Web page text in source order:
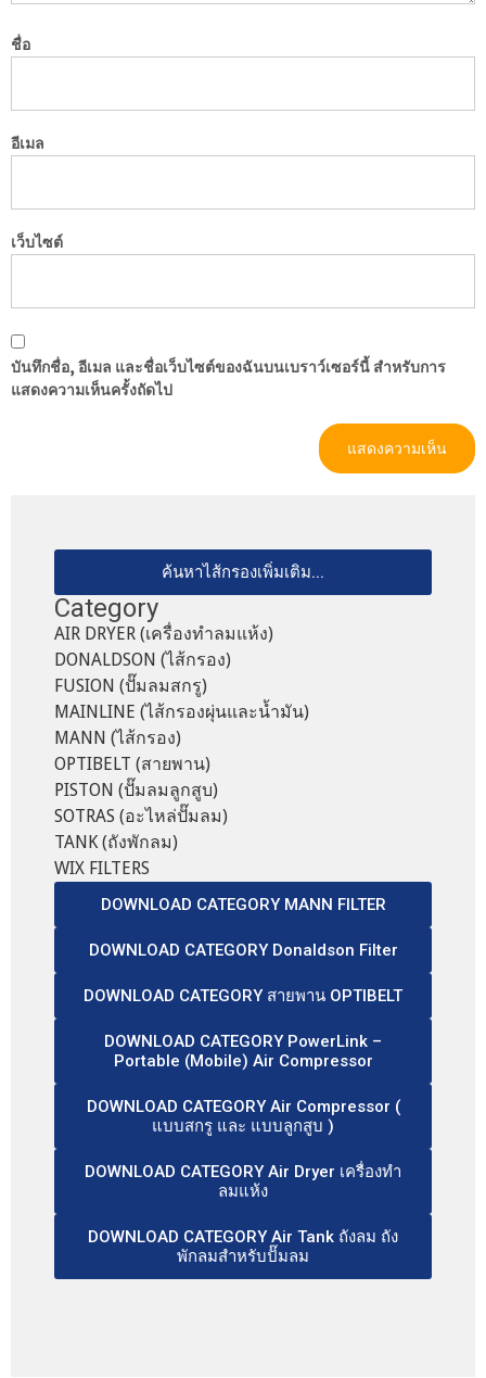
ชื่อ
อีเมล
เว็บไซต์
บันทึกชื่อ, อีเมล และชื่อเว็บไซต์ของฉันบนเบราว์เซอร์นี้ สำหรับการ
แสดงความเห็นครั้งถัดไป
ค้นหาไส้กรองเพิ่มเติม...
Category
AIR DRYER (เครื่องทำลมแห้ง)
DONALDSON (ไส้กรอง)
FUSION (ปั๊มลมสกรู)
MAINLINE (ไส้กรองผุ่นและน้ำมัน)
MANN (ไส้กรอง)
OPTIBELT (สายพาน)
PISTON (ปั๊มลมลูกสูบ)
SOTRAS (อะไหล่ปั๊มลม)
TANK (ถังพักลม)
WIX FILTERS
DOWNLOAD CATEGORY MANN FILTER
DOWNLOAD CATEGORY Donaldson Filter
DOWNLOAD CATEGORY สายพาน OPTIBELT
DOWNLOAD CATEGORY PowerLink –
Portable (Mobile) Air Compressor
DOWNLOAD CATEGORY Air Compressor (
แบบสกรู และ แบบลูกสูบ )
DOWNLOAD CATEGORY Air Dryer เครื่องทำ
ลมแห้ง
DOWNLOAD CATEGORY Air Tank ถังลม ถัง
พักลมสำหรับปั๊มลม